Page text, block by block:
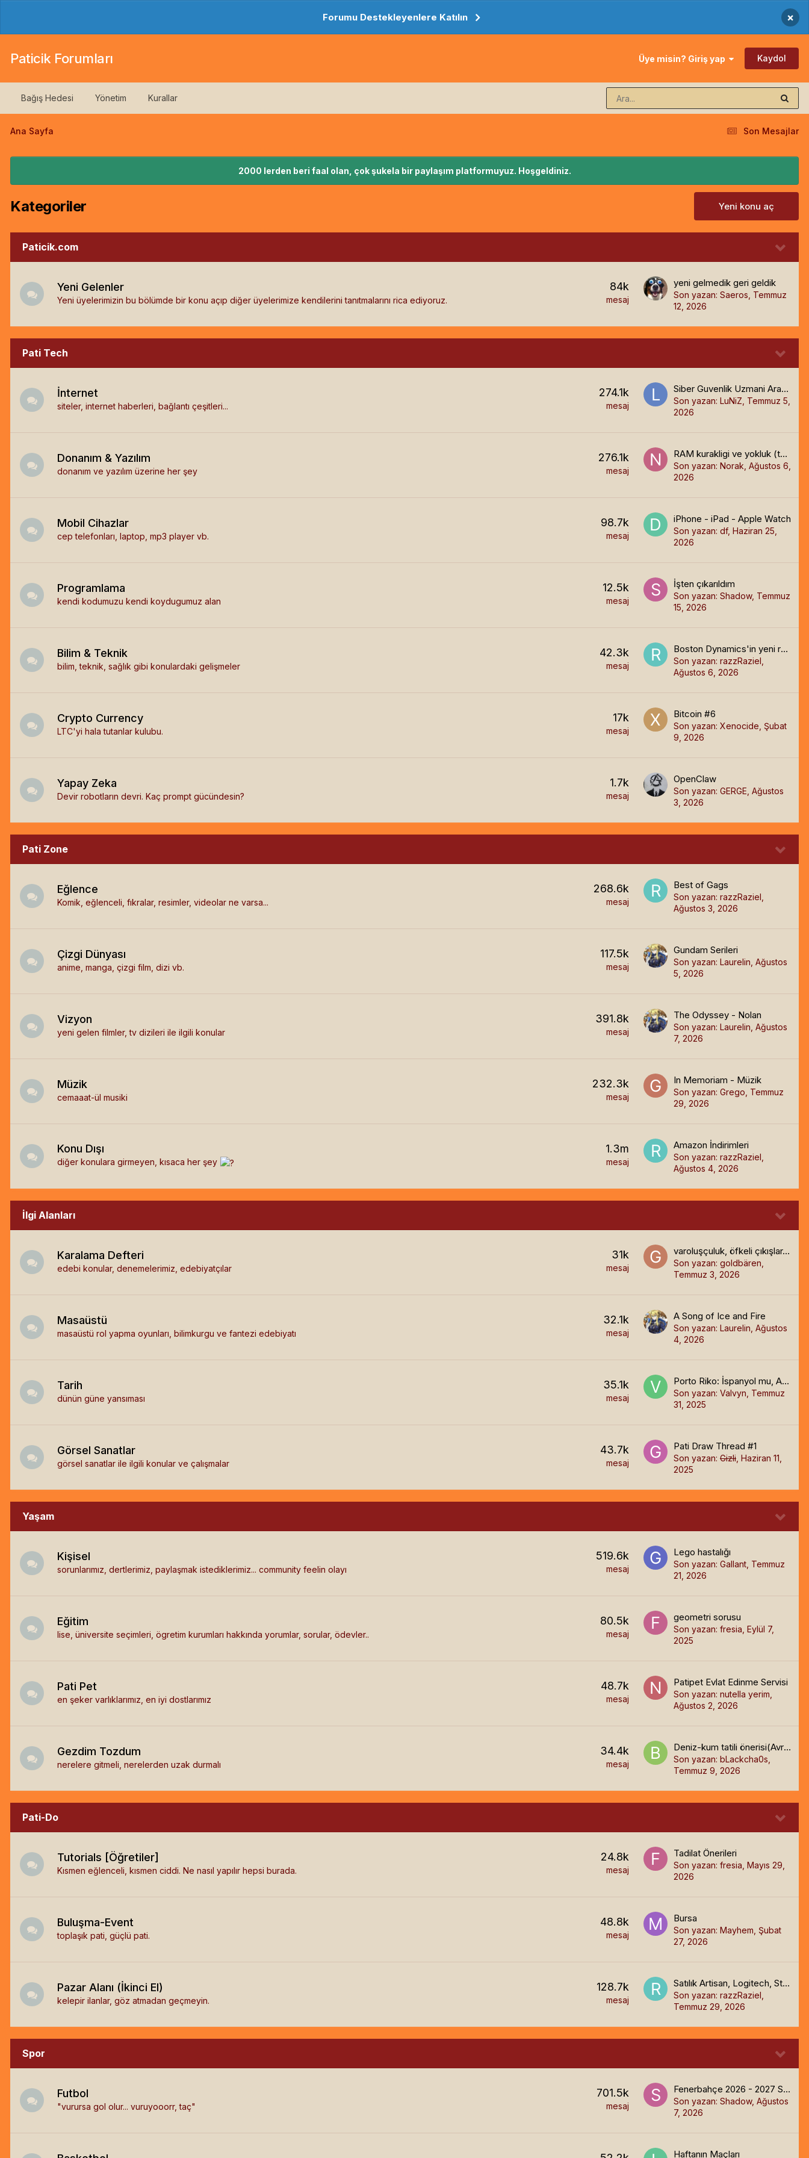
Forumu Destekleyenlere Katılın ×
Paticik Forumları Üye misin? Giriş yap Kaydol
Bağış Hedesi Yönetim Kurallar
Son Mesajlar
Ana Sayfa
2000 lerden beri faal olan, çok şukela bir paylaşım platformuyuz. Hoşgeldiniz.
Kategoriler Yeni konu aç
Paticik.com
Yeni Gelenler
Yeni üyelerimizin bu bölümde bir konu açıp diğer üyelerimize kendilerini tanıtmalarını rica ediyoruz.
84k
mesaj
yeni gelmedik geri geldik
Son yazan: Saeros Temmuz
12, 2026
Pati Tech
İnternet
siteler, internet haberleri, bağlantı çeşitleri...
274.1k
mesaj
Siber Guvenlik Uzmani Araniyor
Son yazan: LuNiZ Temmuz 5,
2026
Donanım & Yazılım
donanım ve yazılım üzerine her şey
276.1k
mesaj
RAM kurakligi ve yokluk (tesekkurler AI)
Son yazan: Norak Ağustos 6,
2026
Mobil Cihazlar
cep telefonları, laptop, mp3 player vb.
98.7k
mesaj
iPhone - iPad - Apple Watch
Son yazan: df, Haziran 25,
2026
Programlama
kendi kodumuzu kendi koydugumuz alan
12.5k
mesaj
İşten çıkarıldım
Son yazan: Shadow, Temmuz
15, 2026
Bilim & Teknik
bilim, teknik, sağlık gibi konulardaki gelişmeler
42.3k
mesaj
Boston Dynamics'in yeni robotu Atlas
Son yazan: razzRaziel
Ağustos 6, 2026
Crypto Currency
LTC'yi hala tutanlar kulubu.
17k
mesaj
Bitcoin #6
Son yazan: Xenocide Şubat
9, 2026
Yapay Zeka
Devir robotların devri. Kaç prompt gücündesin?
1.7k
mesaj
OpenClaw
Son yazan: GERGE Ağustos
3, 2026
Pati Zone
Eğlence
Komik, eğlenceli, fıkralar, resimler, videolar ne varsa...
268.6k
mesaj
Best of Gags
Son yazan: razzRaziel
Ağustos 3, 2026
Çizgi Dünyası
anime, manga, çizgi film, dizi vb.
117.5k
mesaj
Gundam Serileri
Son yazan: Laurelin Ağustos
5, 2026
Vizyon
yeni gelen filmler, tv dizileri ile ilgili konular
391.8k
mesaj
The Odyssey - Nolan
Son yazan: Laurelin Ağustos
7, 2026
Müzik
cemaaat-ül musiki
232.3k
mesaj
In Memoriam - Müzik
Son yazan: Grego Temmuz
29, 2026
Konu Dışı
diğer konulara girmeyen, kısaca her şey
1.3m
mesaj
Amazon İndirimleri
Son yazan: razzRaziel
Ağustos 4, 2026
İlgi Alanları
Karalama Defteri
edebi konular, denemelerimiz, edebiyatçılar
31k
mesaj
varoluşçuluk, öfkeli çıkışlar, sanat, doğaüstücülük, omniizm tanımladığım blogum, Bir kurt için bir şey, neyse oydu. Onu başka bir şeye dönüştürmek için neden bunca çaba harcansın ki?
Son yazan: goldbären
Temmuz 3, 2026
Masaüstü
masaüstü rol yapma oyunları, bilimkurgu ve fantezi edebiyatı
32.1k
mesaj
A Song of Ice and Fire
Son yazan: Laurelin Ağustos
4, 2026
Tarih
dünün güne yansıması
35.1k
mesaj
Porto Riko: İspanyol mu, Amerikalı mı, Yoksa Porto Rikolu mu?
Son yazan: Valvyn Temmuz
31, 2025
Görsel Sanatlar
görsel sanatlar ile ilgili konular ve çalışmalar
43.7k
mesaj
Pati Draw Thread #1
Son yazan: Gizli Haziran 11,
2025
Yaşam
Kişisel
sorunlarımız, dertlerimiz, paylaşmak istediklerimiz... community feelin olayı
519.6k
mesaj
Lego hastalığı
Son yazan: Gallant Temmuz
21, 2026
Eğitim
lise, üniversite seçimleri, ögretim kurumları hakkında yorumlar, sorular, ödevler..
80.5k
mesaj
geometri sorusu
Son yazan: fresia Eylül 7,
2025
Pati Pet
en şeker varlıklarımız, en iyi dostlarımız
48.7k
mesaj
Patipet Evlat Edinme Servisi
Son yazan: nutella yerim
Ağustos 2, 2026
Gezdim Tozdum
nerelere gitmeli, nerelerden uzak durmalı
34.4k
mesaj
Deniz-kum tatili önerisi(Avrupa)
Son yazan: bLackcha0s
Temmuz 9, 2026
Pati-Do
Tutorials [Öğretiler]
Kısmen eğlenceli, kısmen ciddi. Ne nasıl yapılır hepsi burada.
24.8k
mesaj
Tadilat Önerileri
Son yazan: fresia Mayıs 29,
2026
Buluşma-Event
toplaşık pati, güçlü pati.
48.8k
mesaj
Bursa
Son yazan: Mayhem Şubat
27, 2026
Pazar Alanı (İkinci El)
kelepir ilanlar, göz atmadan geçmeyin.
128.7k
mesaj
Satılık Artisan, Logitech, Steelseries Mousepadler ve Logitech
Son yazan: razzRaziel
Temmuz 29, 2026
Spor
Futbol
"vurursa gol olur... vuruyooorr, taç"
701.5k
mesaj
Fenerbahçe 2026 - 2027 Sezonu Genel Tartışma 🧿
Son yazan: Shadow, Ağustos
7, 2026
Haftanın Maçları